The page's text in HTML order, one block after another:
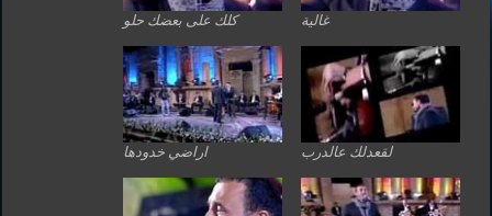
غالية كلك على بعضك حلو
لقعدلك عالدرب اراضي خدودها